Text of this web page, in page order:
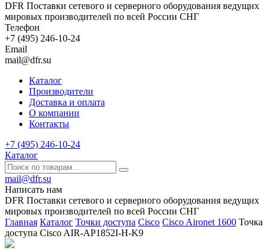
DFR Поставки сетевого и серверного оборудования ведущих
мировых производителей по всей России СНГ
Телефон
+7 (495) 246-10-24
Email
mail@dfr.su
Каталог
Производители
Доставка и оплата
О компании
Контакты
+7 (495) 246-10-24
Каталог
mail@dfr.su
Написать нам
DFR Поставки сетевого и серверного оборудования ведущих
мировых производителей по всей России СНГ
Главная Каталог Точки доступа Cisco Cisco Aironet 1600 Точка
доступа Cisco AIR-AP1852I-H-K9